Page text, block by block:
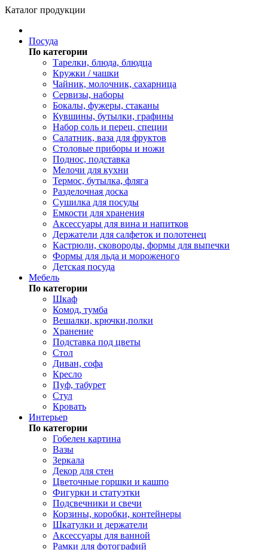
Каталог продукции
Посуда
По категории
Тарелки, блюда, блюдца
Кружки / чашки
Чайник, молочник, сахарница
Сервизы, наборы
Бокалы, фужеры, стаканы
Кувшины, бутылки, графины
Набор соль и перец, специи
Салатник, ваза для фруктов
Столовые приборы и ножи
Поднос, подставка
Мелочи для кухни
Термос, бутылка, фляга
Разделочная доска
Сушилка для посуды
Емкости для хранения
Аксессуары для вина и напитков
Держатели для салфеток и полотенец
Кастрюли, сковороды, формы для выпечки
Формы для льда и мороженого
Детская посуда
Мебель
По категории
Шкаф
Комод, тумба
Вешалки, крючки,полки
Хранение
Подставка под цветы
Стол
Диван, софа
Кресло
Пуф, табурет
Стул
Кровать
Интерьер
По категории
Гобелен картина
Вазы
Зеркала
Декор для стен
Цветочные горшки и кашпо
Фигурки и статуэтки
Подсвечники и свечи
Корзины, коробки, контейнеры
Шкатулки и держатели
Аксессуары для ванной
Рамки для фотографий